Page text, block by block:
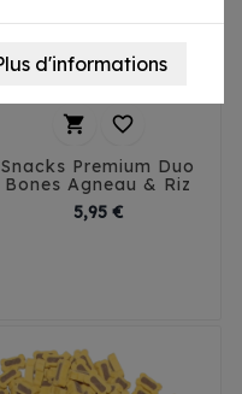
 
Snacks Premium Duo
Bones Agneau & Riz
5,95 €Prix